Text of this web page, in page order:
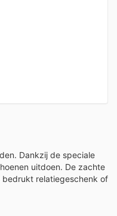
Dankzij de speciale
uitdoen. De zachte
relatiegeschenk of